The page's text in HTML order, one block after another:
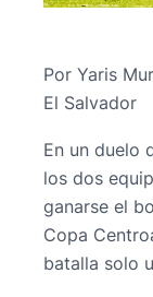
Por Yaris
El Salvador
En un duelo
los dos
ganarse el
Copa
batalla solo